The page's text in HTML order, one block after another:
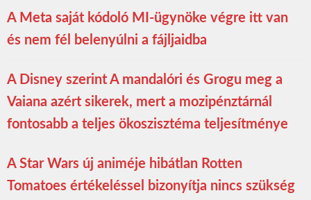
A Meta saját kódoló MI-ügynöke végre itt van
és nem fél belenyúlni a fájljaidba
A Disney szerint A mandalóri és Grogu meg a
Vaiana azért sikerek, mert a mozipénztárnál
fontosabb a teljes ökoszisztéma teljesítménye
A Star Wars új animéje hibátlan Rotten
Tomatoes értékeléssel bizonyítja nincs szükség